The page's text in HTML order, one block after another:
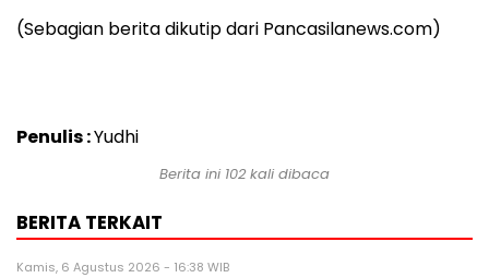
(Sebagian berita dikutip dari Pancasilanews.com)
Penulis :Yudhi
Berita ini 102 kali dibaca
BERITA TERKAIT
Kamis, 6 Agustus 2026 - 16:38 WIB